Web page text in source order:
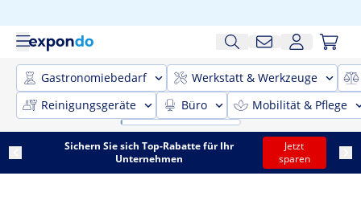
Gastronomiebedarf
Werkstatt & Werkzeuge
Reinigungsgeräte
Büro Mobilität & Pflege
Sichern Sie sich Top-Rabatte für Ihr
Unternehmen
Jetzt
sparen